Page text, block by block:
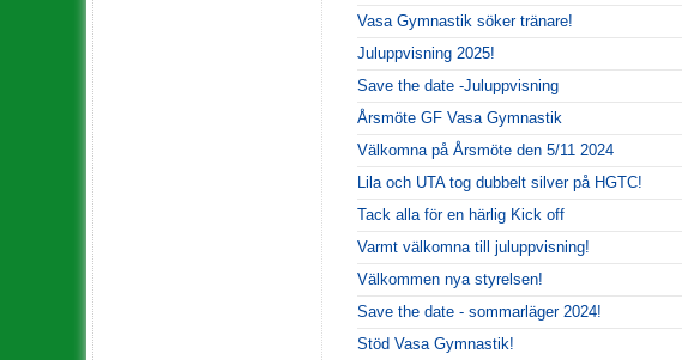
Vasa Gymnastik söker tränare!
Juluppvisning 2025!
Save the date -Juluppvisning
Årsmöte GF Vasa Gymnastik
Välkomna på Årsmöte den 5/11 2024
Lila och UTA tog dubbelt silver på HGTC!
Tack alla för en härlig Kick off
Varmt välkomna till juluppvisning!
Välkommen nya styrelsen!
Save the date - sommarläger 2024!
Stöd Vasa Gymnastik!